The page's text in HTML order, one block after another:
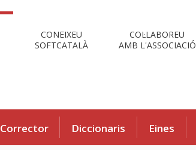
CONEIXEU
SOFTCATALÀ
COL·LABOREU
AMB L'ASSOCIACIÓ
Corrector Diccionaris Eines